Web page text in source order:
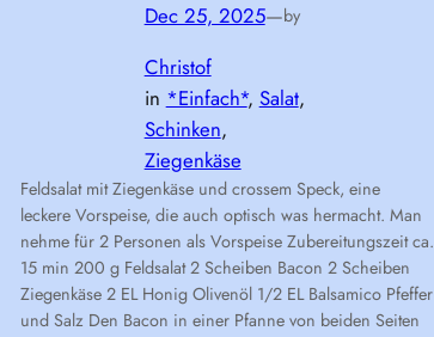
Dec 25, 2025—by
Christof
in *Einfach*, Salat
Schinken
Ziegenkäse
Feldsalat mit Ziegenkäse und crossem Speck, eine
leckere Vorspeise, die auch optisch was hermacht. Man
nehme für 2 Personen als Vorspeise Zubereitungszeit ca.
15 min 200 g Feldsalat 2 Scheiben Bacon 2 Scheiben
Ziegenkäse 2 EL Honig Olivenöl 1/2 EL Balsamico Pfeffer
und Salz Den Bacon in einer Pfanne von beiden Seiten